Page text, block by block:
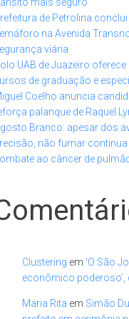
mais seguro
de Petrolina
na Avenida
viária
UAB de Juazeiro
de graduação e
Coelho anuncia
palanque de Raquel
Branco: apesar dos
não fumar
ao câncer de
Clustering em ‘O São
econômico
Maria Rita em Simão